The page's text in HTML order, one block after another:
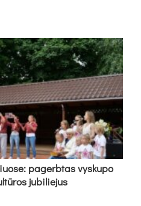
pa­gerb­tas vys­ku­po
ju­bi­lie­jus